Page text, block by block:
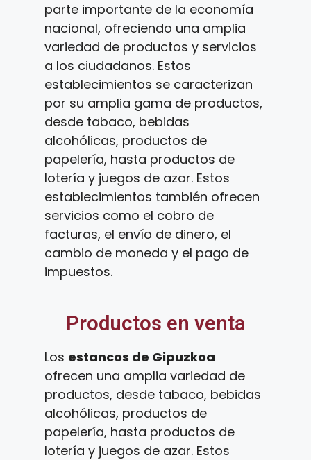
parte importante de la economía
nacional, ofreciendo una amplia
variedad de productos y servicios
a los ciudadanos. Estos
establecimientos se caracterizan
por su amplia gama de productos,
desde tabaco, bebidas
alcohólicas, productos de
papelería, hasta productos de
lotería y juegos de azar. Estos
establecimientos también ofrecen
servicios como el cobro de
facturas, el envío de dinero, el
cambio de moneda y el pago de
impuestos.
Productos en venta
Los estancos de Gipuzkoa
ofrecen una amplia variedad de
productos, desde tabaco, bebidas
alcohólicas, productos de
papelería, hasta productos de
lotería y juegos de azar. Estos